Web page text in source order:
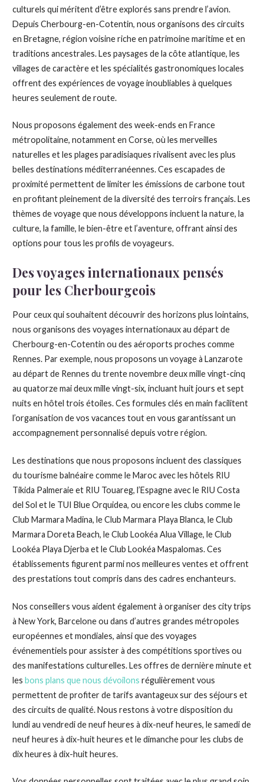
culturels qui méritent d’être explorés sans prendre l’avion.
Depuis Cherbourg-en-Cotentin, nous organisons des circuits
en Bretagne, région voisine riche en patrimoine maritime et en
traditions ancestrales. Les paysages de la côte atlantique, les
villages de caractère et les spécialités gastronomiques locales
offrent des expériences de voyage inoubliables à quelques
heures seulement de route.
Nous proposons également des week-ends en France
métropolitaine, notamment en Corse, où les merveilles
naturelles et les plages paradisiaques rivalisent avec les plus
belles destinations méditerranéennes. Ces escapades de
proximité permettent de limiter les émissions de carbone tout
en profitant pleinement de la diversité des terroirs français. Les
thèmes de voyage que nous développons incluent la nature, la
culture, la famille, le bien-être et l’aventure, offrant ainsi des
options pour tous les profils de voyageurs.
Des voyages internationaux pensés
pour les Cherbourgeois
Pour ceux qui souhaitent découvrir des horizons plus lointains,
nous organisons des voyages internationaux au départ de
Cherbourg-en-Cotentin ou des aéroports proches comme
Rennes. Par exemple, nous proposons un voyage à Lanzarote
au départ de Rennes du trente novembre deux mille vingt-cinq
au quatorze mai deux mille vingt-six, incluant huit jours et sept
nuits en hôtel trois étoiles. Ces formules clés en main facilitent
l’organisation de vos vacances tout en vous garantissant un
accompagnement personnalisé depuis votre région.
Les destinations que nous proposons incluent des classiques
du tourisme balnéaire comme le Maroc avec les hôtels RIU
Tikida Palmeraie et RIU Touareg, l’Espagne avec le RIU Costa
del Sol et le TUI Blue Orquidea, ou encore les clubs comme le
Club Marmara Madina, le Club Marmara Playa Blanca, le Club
Marmara Doreta Beach, le Club Lookéa Alua Village, le Club
Lookéa Playa Djerba et le Club Lookéa Maspalomas. Ces
établissements figurent parmi nos meilleures ventes et offrent
des prestations tout compris dans des cadres enchanteurs.
Nos conseillers vous aident également à organiser des city trips
à New York, Barcelone ou dans d’autres grandes métropoles
européennes et mondiales, ainsi que des voyages
événementiels pour assister à des compétitions sportives ou
des manifestations culturelles. Les offres de dernière minute et
les bons plans que nous dévoilons régulièrement vous
permettent de profiter de tarifs avantageux sur des séjours et
des circuits de qualité. Nous restons à votre disposition du
lundi au vendredi de neuf heures à dix-neuf heures, le samedi de
neuf heures à dix-huit heures et le dimanche pour les clubs de
dix heures à dix-huit heures.